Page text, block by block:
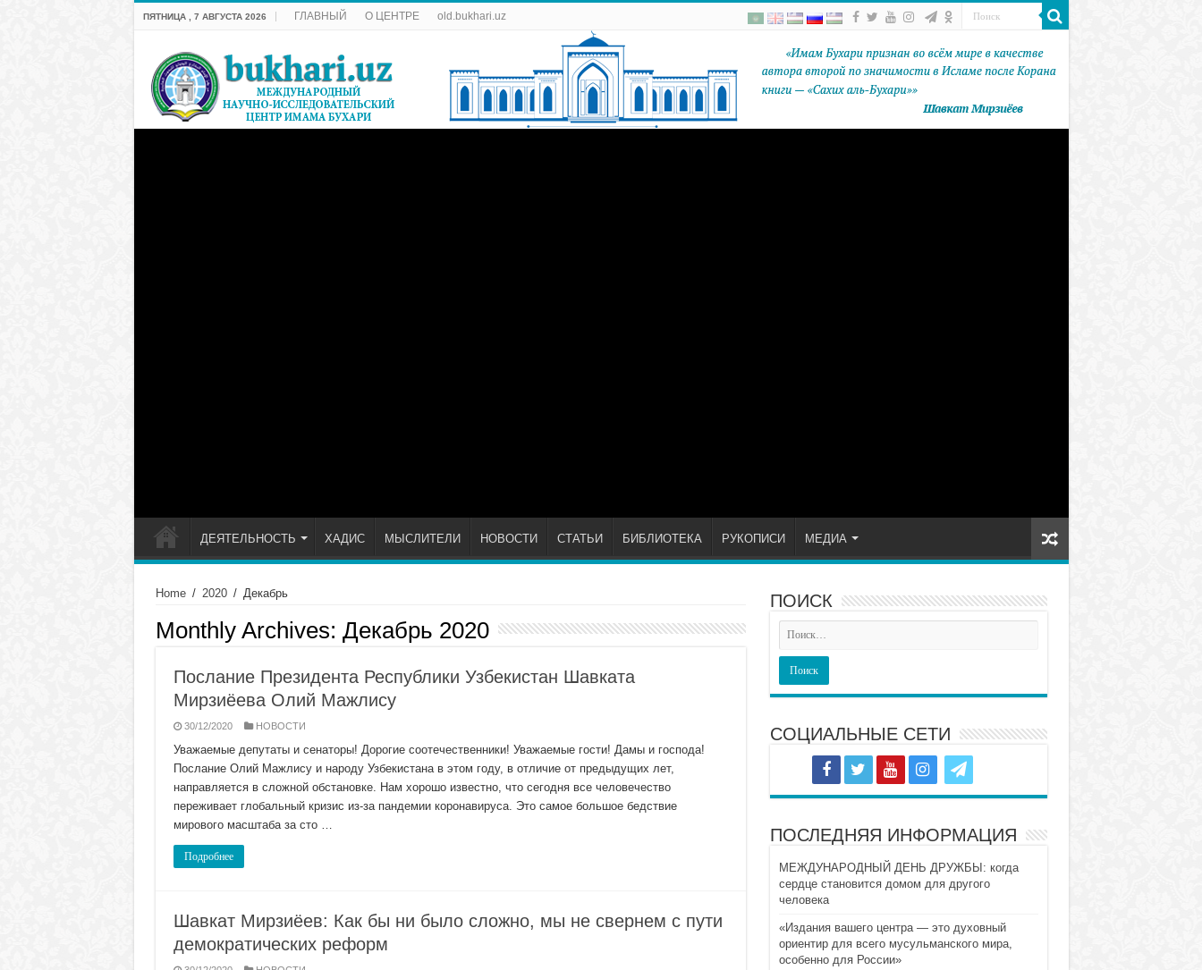
ПЯТНИЦА , 7 АВГУСТА 2026 ГЛАВНЫЙ О ЦЕНТРЕ old.bukhari.uz
ДЕЯТЕЛЬНОСТЬ ХАДИС МЫСЛИТЕЛИ НОВОСТИ СТАТЬИ БИБЛИОТЕКА РУКОПИСИ МЕДИА
Home / 2020 / Декабрь
Monthly Archives: Декабрь 2020
Послание Президента Республики Узбекистан Шавката
Мирзиёева Олий Мажлису
30/12/2020 НОВОСТИ
Уважаемые депутаты и сенаторы! Дорогие соотечественники! Уважаемые гости! Дамы и господа!
Послание Олий Мажлису и народу Узбекистана в этом году, в отличие от предыдущих лет,
направляется в сложной обстановке. Нам хорошо известно, что сегодня все человечество
переживает глобальный кризис из-за пандемии коронавируса. Это самое большое бедствие
мирового масштаба за сто …
Подробнее
Шавкат Мирзиёев: Как бы ни было сложно, мы не свернем с пути
демократических реформ
ПОИСК
СОЦИАЛЬНЫЕ СЕТИ
ПОСЛЕДНЯЯ ИНФОРМАЦИЯ
МЕЖДУНАРОДНЫЙ ДЕНЬ ДРУЖБЫ: когда
сердце становится домом для другого
человека
«Издания вашего центра — это духовный
ориентир для всего мусульманского мира,
особенно для России»